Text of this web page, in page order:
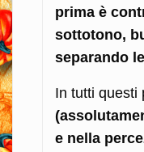
prima è
sottotono,
separando
In tutti questi
e nella